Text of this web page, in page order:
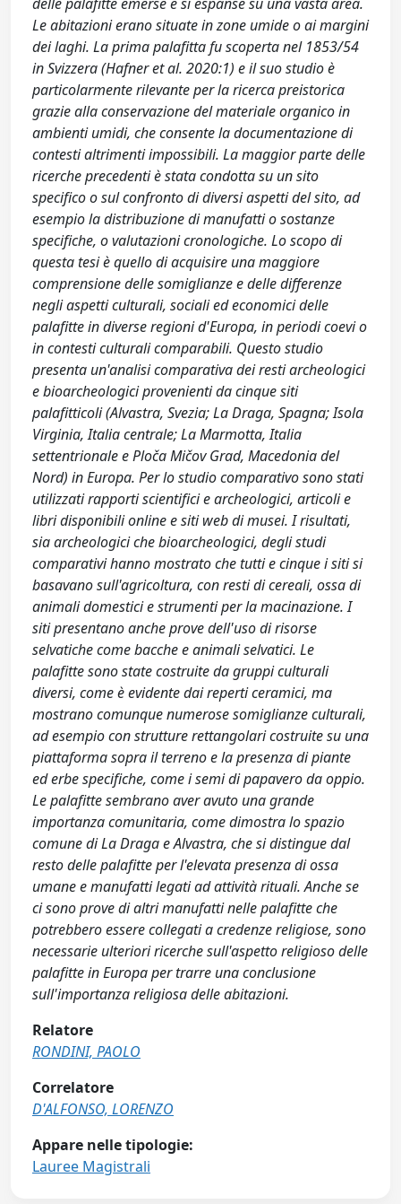
Le abitazioni erano situate in zone umide o ai margini
dei laghi. La prima palafitta fu scoperta nel 1853/54
in Svizzera (Hafner et al. 2020:1) e il suo studio è
particolarmente rilevante per la ricerca preistorica
grazie alla conservazione del materiale organico in
ambienti umidi, che consente la documentazione di
contesti altrimenti impossibili. La maggior parte delle
ricerche precedenti è stata condotta su un sito
specifico o sul confronto di diversi aspetti del sito, ad
esempio la distribuzione di manufatti o sostanze
specifiche, o valutazioni cronologiche. Lo scopo di
questa tesi è quello di acquisire una maggiore
comprensione delle somiglianze e delle differenze
negli aspetti culturali, sociali ed economici delle
palafitte in diverse regioni d'Europa, in periodi coevi o
in contesti culturali comparabili. Questo studio
presenta un'analisi comparativa dei resti archeologici
e bioarcheologici provenienti da cinque siti
palafitticoli (Alvastra, Svezia; La Draga, Spagna; Isola
Virginia, Italia centrale; La Marmotta, Italia
settentrionale e Ploča Mičov Grad, Macedonia del
Nord) in Europa. Per lo studio comparativo sono stati
utilizzati rapporti scientifici e archeologici, articoli e
libri disponibili online e siti web di musei. I risultati,
sia archeologici che bioarcheologici, degli studi
comparativi hanno mostrato che tutti e cinque i siti si
basavano sull'agricoltura, con resti di cereali, ossa di
animali domestici e strumenti per la macinazione. I
siti presentano anche prove dell'uso di risorse
selvatiche come bacche e animali selvatici. Le
palafitte sono state costruite da gruppi culturali
diversi, come è evidente dai reperti ceramici, ma
mostrano comunque numerose somiglianze culturali,
ad esempio con strutture rettangolari costruite su una
piattaforma sopra il terreno e la presenza di piante
ed erbe specifiche, come i semi di papavero da oppio.
Le palafitte sembrano aver avuto una grande
importanza comunitaria, come dimostra lo spazio
comune di La Draga e Alvastra, che si distingue dal
resto delle palafitte per l'elevata presenza di ossa
umane e manufatti legati ad attività rituali. Anche se
ci sono prove di altri manufatti nelle palafitte che
potrebbero essere collegati a credenze religiose, sono
necessarie ulteriori ricerche sull'aspetto religioso delle
palafitte in Europa per trarre una conclusione
sull'importanza religiosa delle abitazioni.
Relatore
RONDINI, PAOLO
Correlatore
D'ALFONSO, LORENZO
Appare nelle tipologie:
Lauree Magistrali